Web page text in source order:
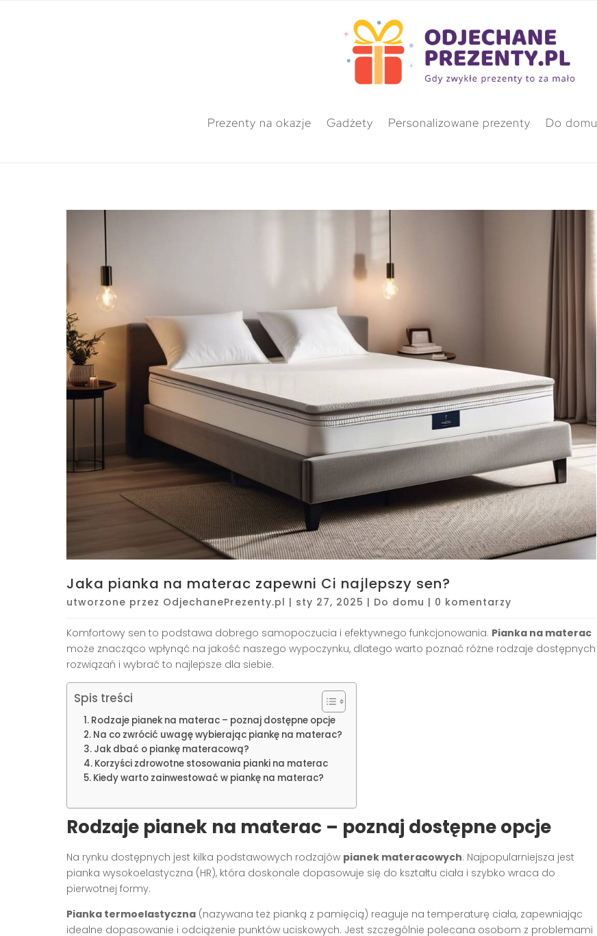
Prezenty na okazje Gadżety Personalizowane prezenty Do domu
Jaka pianka na materac zapewni Ci najlepszy sen?
utworzone przez OdjechanePrezenty.pl | sty 27, 2025 | Do domu | 0 komentarzy
Komfortowy sen to podstawa dobrego samopoczucia i efektywnego funkcjonowania. Pianka na materac
może znacząco wpłynąć na jakość naszego wypoczynku, dlatego warto poznać różne rodzaje dostępnych
rozwiązań i wybrać to najlepsze dla siebie.
Spis treści
Rodzaje pianek na materac – poznaj dostępne opcje
Na co zwrócić uwagę wybierając piankę na materac?
Jak dbać o piankę materacową?
Korzyści zdrowotne stosowania pianki na materac
Kiedy warto zainwestować w piankę na materac?
Rodzaje pianek na materac – poznaj dostępne opcje
Na rynku dostępnych jest kilka podstawowych rodzajów pianek materacowych. Najpopularniejsza jest
pianka wysokoelastyczna (HR), która doskonale dopasowuje się do kształtu ciała i szybko wraca do
pierwotnej formy.
Pianka termoelastyczna (nazywana też pianką z pamięcią) reaguje na temperaturę ciała, zapewniając
idealne dopasowanie i odciążenie punktów uciskowych. Jest szczególnie polecana osobom z problemami